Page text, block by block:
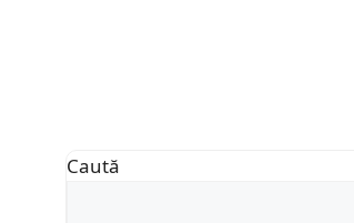
Caută